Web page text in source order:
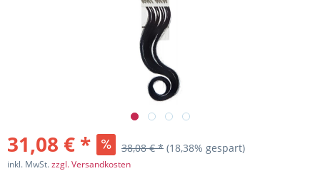
31,08 € * 38,08 € * (18,38% gespart)
inkl. MwSt.zzgl. Versandkosten